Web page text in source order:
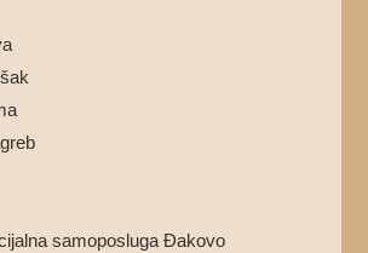
samoposluga Đakovo